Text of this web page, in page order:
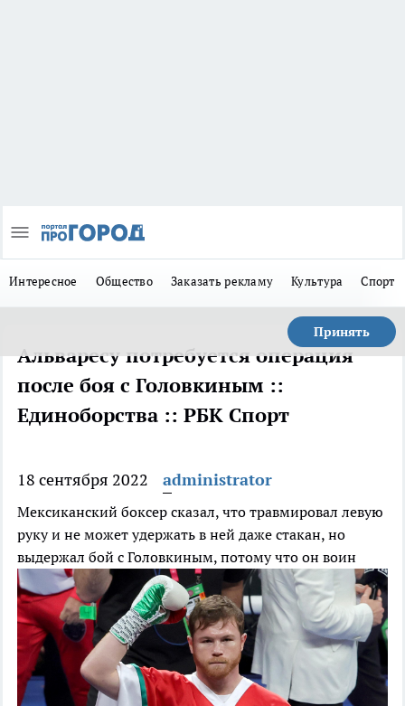
Интересное Общество Заказать рекламу Культура Спорт
Принять
Альваресу потребуется операция
после боя с Головкиным ::
Единоборства :: РБК Спорт
18 сентября 2022 administrator
Мексиканский боксер сказал, что травмировал левую
руку и не может удержать в ней даже стакан, но
выдержал бой с Головкиным, потому что он воин